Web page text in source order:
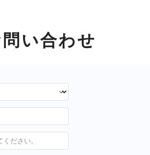
い合わせ